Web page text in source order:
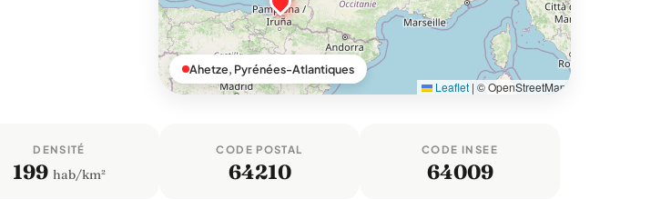
Leaflet | © OpenStreetMap
Ahetze, Pyrénées-Atlantiques
DENSITÉ
199 hab/km²
CODE POSTAL
64210
CODE INSEE
64009